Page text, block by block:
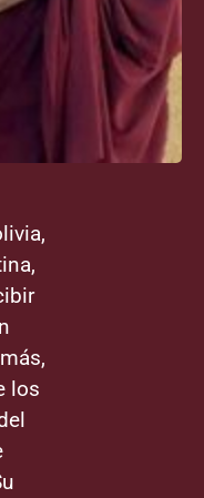
los